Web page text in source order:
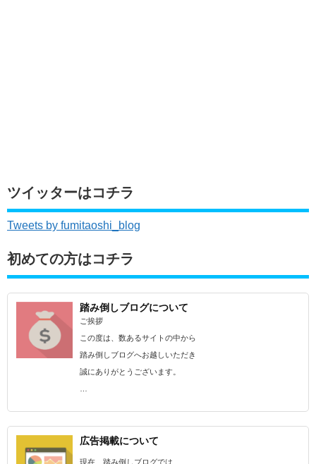
ツイッターはコチラ
Tweets by fumitaoshi_blog
初めての方はコチラ
踏み倒しブログについて
ご挨拶
この度は、数あるサイトの中から
踏み倒しブログへお越しいただき
誠にありがとうございます。
広告掲載について
現在、踏み倒しブログでは